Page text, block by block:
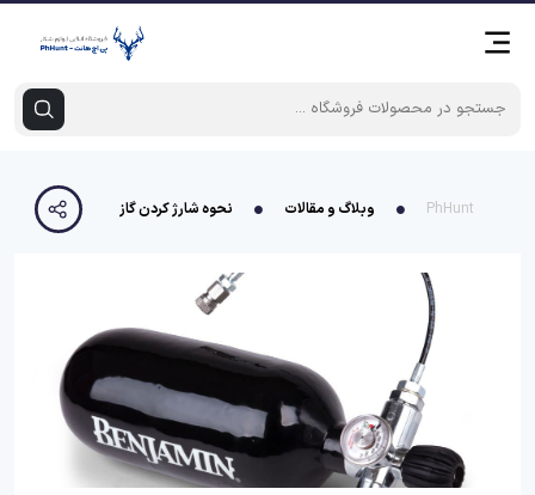
PhHunt وبلاگ و مقالات نحوه شارژ کردن گاز اصولی تفنگ های pcp